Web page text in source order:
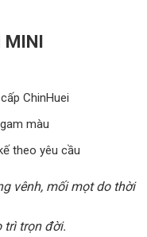
MINI
ChinHuei
màu
theo yêu cầu
vênh, mối mọt do thời
trì trọn đời.